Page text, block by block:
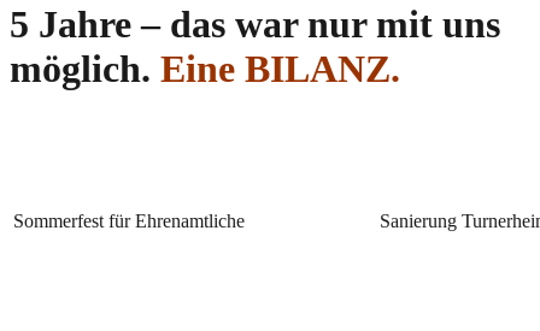
5 Jahre – das war nur mit uns
möglich. Eine BILANZ.
Sommerfest für Ehrenamtliche Sanierung